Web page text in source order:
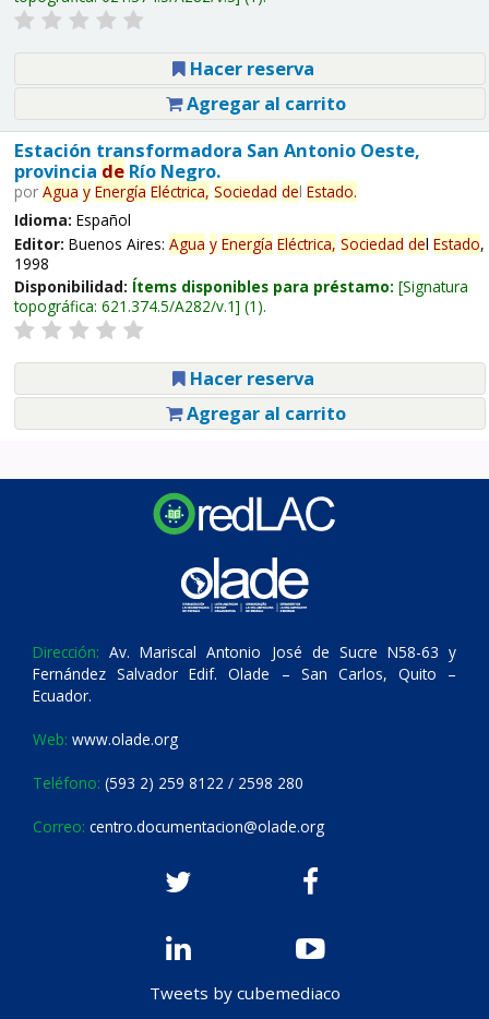
Hacer reserva
Agregar al carrito
Estación transformadora San Antonio Oeste,
provincia deRío Negro.
por Agua y Energía Eléctrica, Sociedad del Estado.
Idioma: Español
Editor: Buenos Aires: Agua y Energía Eléctrica, Sociedad del Estado,
1998
Disponibilidad: Ítems disponibles para préstamo: Signatura
topográfica: 621.374.5/A282/v.1 (1).
Hacer reserva
Agregar al carrito
Dirección: Av. Mariscal Antonio José de Sucre N58-63 y
Fernández Salvador Edif. Olade – San Carlos, Quito –
Ecuador.
Web: www.olade.org
Teléfono: (593 2) 259 8122 / 2598 280
Correo: centro.documentacion@olade.org
Tweets by cubemediaco